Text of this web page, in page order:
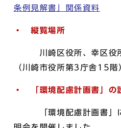
条例見解書」関係資料
・ 縦覧場所
川崎区役所、幸区役所
（川崎市役所第3庁舎15階
・ 「環境配慮計画書」の
「環境配慮計画書」に